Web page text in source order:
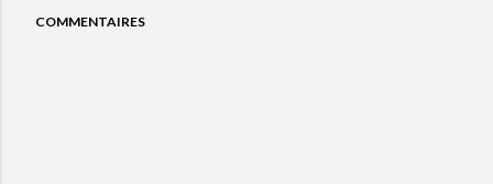
COMMENTAIRES